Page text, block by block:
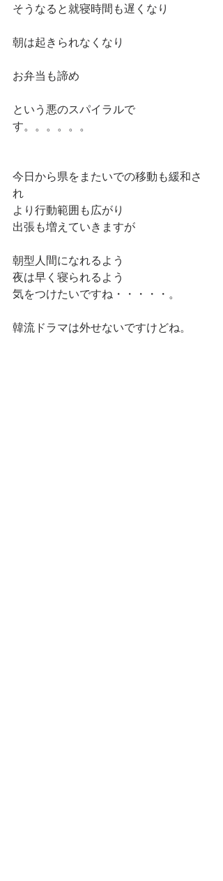
そうなると就寝時間も遅くなり
朝は起きられなくなり
お弁当も諦め
という悪のスパイラルで
す。。。。。。
今日から県をまたいでの移動も緩和さ
れ
より行動範囲も広がり
出張も増えていきますが
朝型人間になれるよう
夜は早く寝られるよう
気をつけたいですね・・・・・。
韓流ドラマは外せないですけどね。